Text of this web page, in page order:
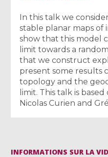
In this talk we
stable planar maps of
show that this model
limit towards a
that we construct
present some results
topology and the
limit. This talk is
Nicolas Curien and
INFORMATIONS SUR LA